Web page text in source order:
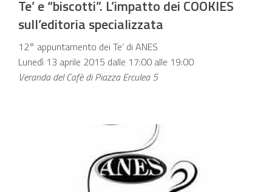
Te’ e “biscotti”. L’impatto dei COOKIES
sull’editoria specializzata
12° appuntamento dei Te’ di ANES
Lunedì 13 aprile 2015 dalle 17:00 alle 19:00
Veranda del Cafè di Piazza Erculea 5